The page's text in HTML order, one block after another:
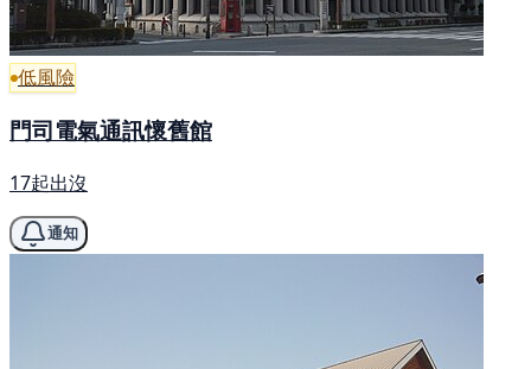
低風險
門司電氣通訊懷舊館
17起出沒
通知